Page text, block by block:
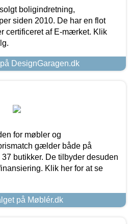
boligindretning,
siden 2010. De har en flot
certificeret af E-mærket. Klik
DesignGaragen.dk
for møbler og
gælder både på
butikker. De tilbyder desuden
Klik her for at se
på Møblér.dk